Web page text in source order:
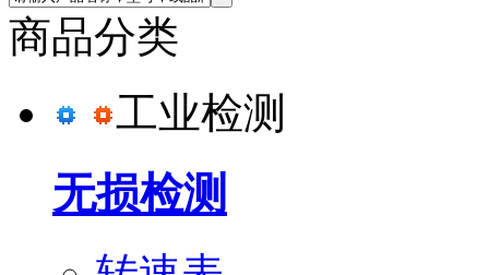
商品分类
工业检测
无损检测